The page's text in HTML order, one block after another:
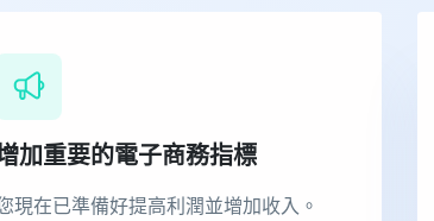
加重要的電子商務指標
現在已準備好提高利潤並增加收入。